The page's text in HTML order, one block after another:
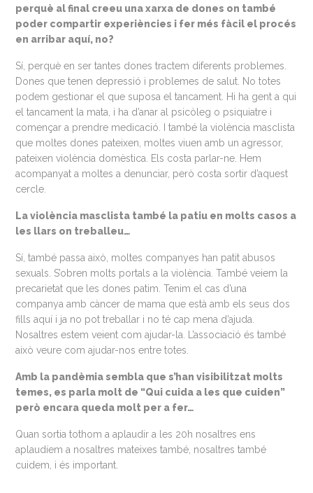
perquè al final creeu una xarxa de dones on també
poder compartir experiències i fer més fàcil el procés
en arribar aquí, no?
Sí, perquè en ser tantes dones tractem diferents problemes.
Dones que tenen depressió i problemes de salut. No totes
podem gestionar el que suposa el tancament. Hi ha gent a qui
el tancament la mata, i ha d’anar al psicòleg o psiquiatre i
començar a prendre medicació. I també la violència masclista
que moltes dones pateixen, moltes viuen amb un agressor,
pateixen violència domèstica. Els costa parlar-ne. Hem
acompanyat a moltes a denunciar, però costa sortir d’aquest
cercle.
La violència masclista també la patiu en molts casos a
les llars on treballeu…
Sí, també passa això, moltes companyes han patit abusos
sexuals. S’obren molts portals a la violència. També veiem la
precarietat que les dones patim. Tenim el cas d’una
companya amb càncer de mama que està amb els seus dos
fills aquí i ja no pot treballar i no té cap mena d’ajuda.
Nosaltres estem veient com ajudar-la. L’associació és també
això veure com ajudar-nos entre totes.
Amb la pandèmia sembla que s’han visibilitzat molts
temes, es parla molt de “Qui cuida a les que cuiden”
però encara queda molt per a fer…
Quan sortia tothom a aplaudir a les 20h nosaltres ens
aplaudíem a nosaltres mateixes també, nosaltres també
cuidem, i és important.